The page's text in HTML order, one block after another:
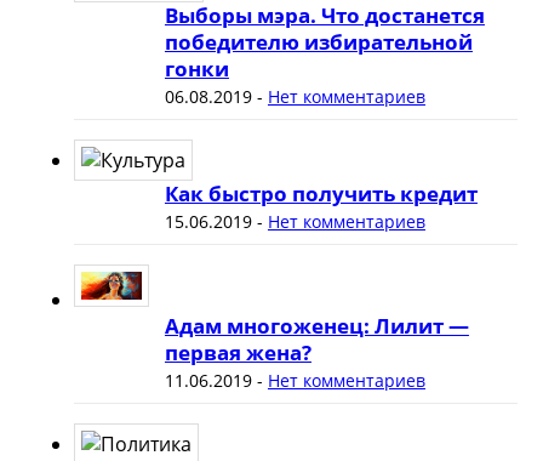
Выборы мэра. Что достанется
победителю избирательной
гонки
06.08.2019- Нет комментариев
Как быстро получить кредит
15.06.2019- Нет комментариев
Адам многоженец: Лилит —
первая жена?
11.06.2019- Нет комментариев